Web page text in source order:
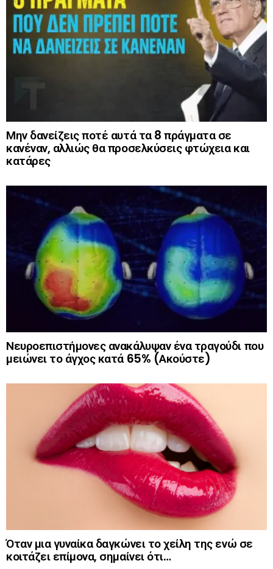
Μην δανείζεις ποτέ αυτά τα 8 πράγματα σε
κανέναν, αλλιώς θα προσελκύσεις φτώχεια και
κατάρες
Νευροεπιστήμονες ανακάλυψαν ένα τραγούδι που
μειώνει το άγχος κατά 65% (Ακούστε)
Όταν μια γυναίκα δαγκώνει το χείλη της ενώ σε
κοιτάζει επίμονα, σημαίνει ότι…